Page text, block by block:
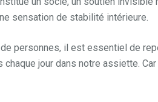
sensation de stabilité intérieure.
personnes, il est essentiel de
jour dans notre assiette.